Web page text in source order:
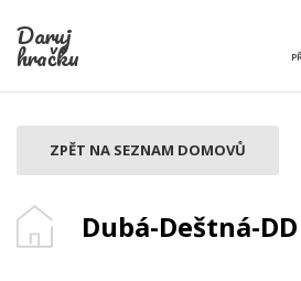
Daruj
hračku
Dubá-Deštná-
ZPĚT NA SEZNAM DOMOVŮ